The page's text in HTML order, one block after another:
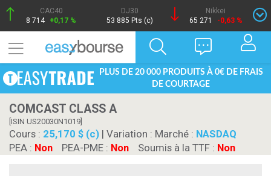
CAC40
8 714 +0,17 %
DJ30
53 885 Pts (c)
Nikkei
65 271
-0,63 %
PLUS DE 20 000 PRODUITS À 0€ DE FRAIS
DE COURTAGE
COMCAST CLASS A
[ISIN US20030N1019]
Cours : 25,170 $ (c) | Variation : Marché : NASDAQ
PEA : Non PEA-PME : Non Soumis à la TTF : Non